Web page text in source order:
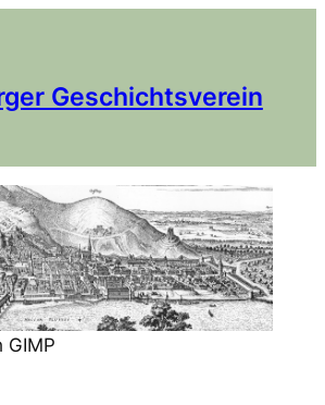
Geschichtsverein
GIMP